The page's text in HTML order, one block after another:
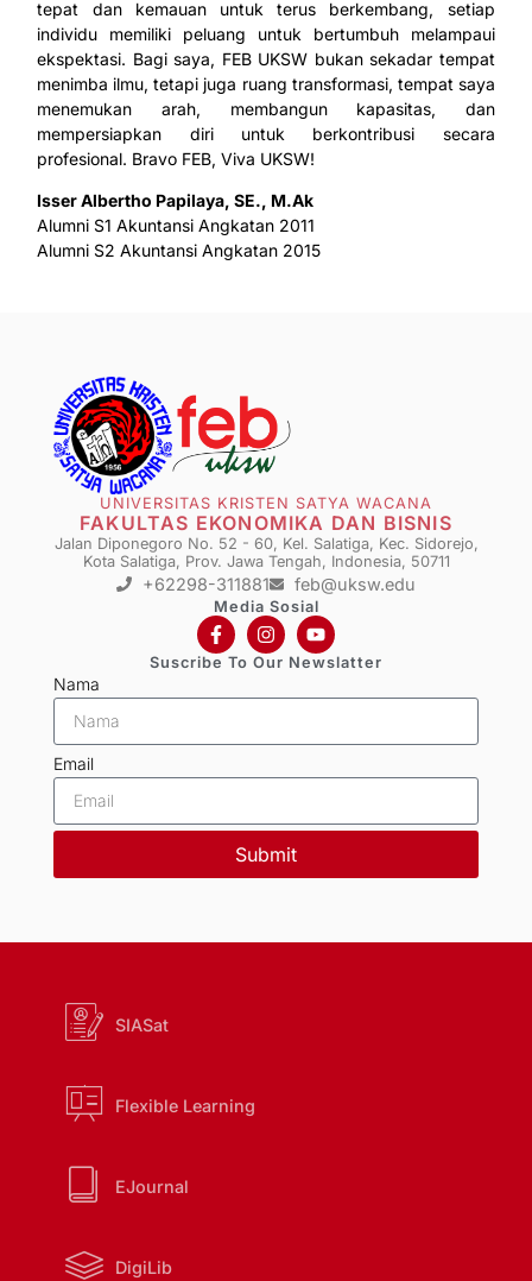
tepat dan kemauan untuk terus berkembang, setiap
individu memiliki peluang untuk bertumbuh melampaui
ekspektasi. Bagi saya, FEB UKSW bukan sekadar tempat
menimba ilmu, tetapi juga ruang transformasi, tempat saya
menemukan arah, membangun kapasitas, dan
mempersiapkan diri untuk berkontribusi secara
profesional. Bravo FEB, Viva UKSW!
Isser Albertho Papilaya, SE., M.Ak
Alumni S1 Akuntansi Angkatan 2011
Alumni S2 Akuntansi Angkatan 2015
UNIVERSITAS KRISTEN SATYA WACANA
FAKULTAS EKONOMIKA DAN BISNIS
Jalan Diponegoro No. 52 - 60, Kel. Salatiga, Kec. Sidorejo,
Kota Salatiga, Prov. Jawa Tengah, Indonesia, 50711
+62298-311881 feb@uksw.edu
Media Sosial
Suscribe To Our Newslatter
Nama
Email
Submit
SIASat
Flexible Learning
EJournal
DigiLib